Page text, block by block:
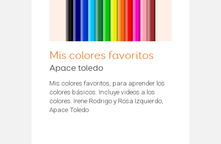
Mis colores favoritos
Apace toledo
Mis colores favoritos, para aprender los
colores básicos. Incluye videos a los
colores. Irene Rodrigo y Rosa Izquierdo,
Apace Toledo